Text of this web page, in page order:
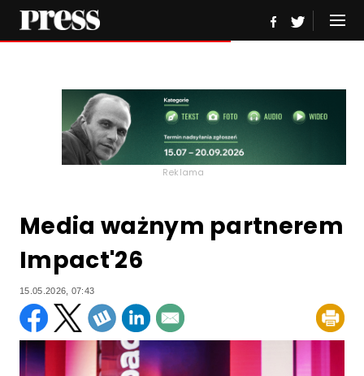
Reklama
Media ważnym partnerem
Impact'26
15.05.2026, 07:43